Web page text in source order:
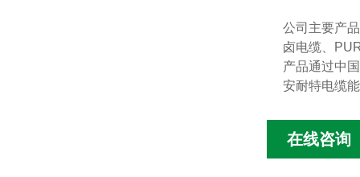
公司主要产
卤电缆、
产品通过中
安耐特电缆
在线咨询